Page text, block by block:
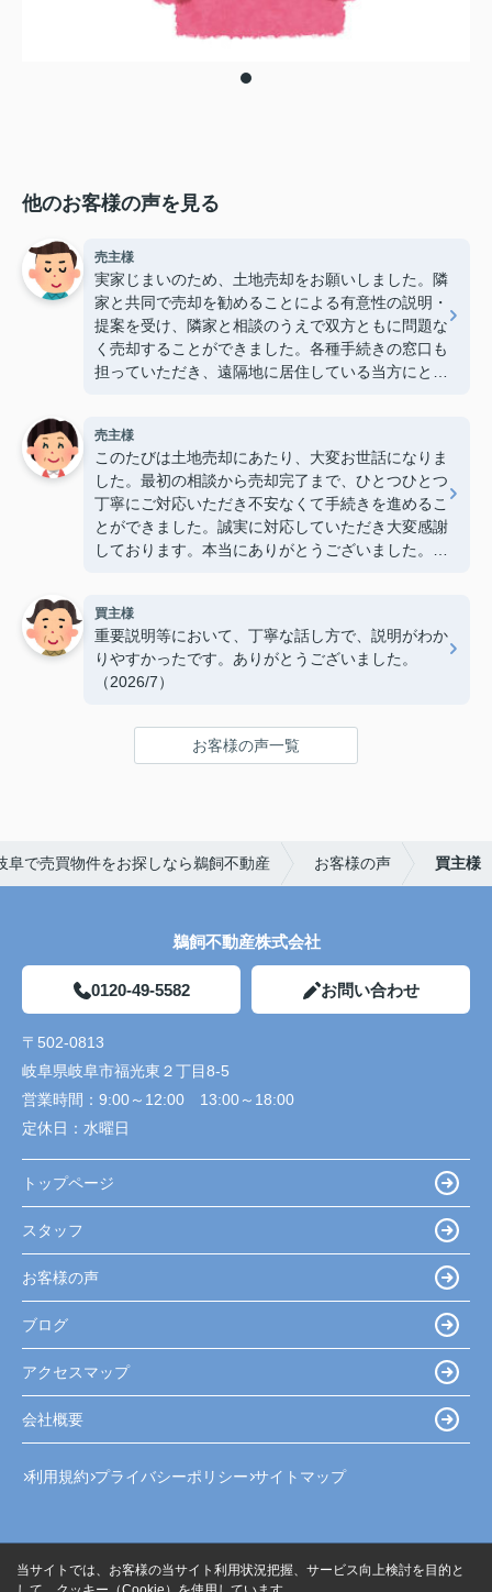
他のお客様の声を見る
売主様
実家じまいのため、土地売却をお願いしました。隣
家と共同で売却を勧めることによる有意性の説明・
提案を受け、隣家と相談のうえで双方ともに問題な
く売却することができました。各種手続きの窓口も
担っていただき、遠隔地に居住している当方にとっ
売主様
このたびは土地売却にあたり、大変お世話になりま
した。最初の相談から売却完了まで、ひとつひとつ
丁寧にご対応いただき不安なくて手続きを進めるこ
とができました。誠実に対応していただき大変感謝
しております。本当にありがとうございました。
買主様
重要説明等において、丁寧な話し方で、説明がわか
りやすかったです。ありがとうございました。
（2026/7）
お客様の声一覧
阜で売買物件をお探しなら鵜飼不動産 お客様の声 買主様
鵜飼不動産株式会社
0120-49-5582 お問い合わせ
〒502-0813
岐阜県岐阜市福光東２丁目8-5
営業時間： 9:00～12:00 13:00～18:00
定休日： 水曜日
トップページ
スタッフ
お客様の声
ブログ
アクセスマップ
会社概要
利用規約 プライバシーポリシー サイトマップ
当サイトでは、お客様の当サイト利用状況把握、サービス向上検討を目的と